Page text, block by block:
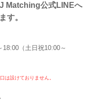
Matching公式LINEへ
す。
（土日祝10:00～
は設けておりません。